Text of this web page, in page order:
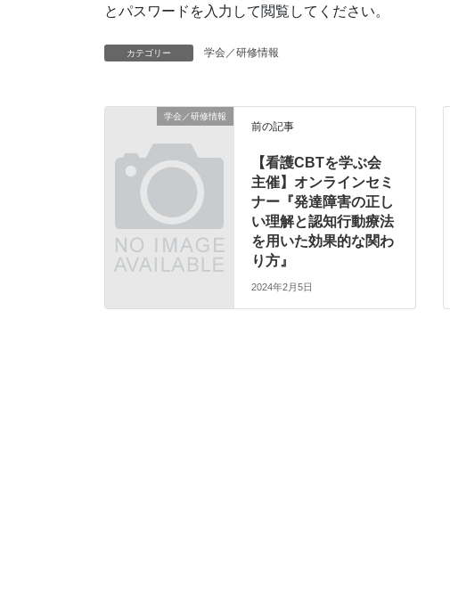
とパスワードを入力して閲覧してください。
カテゴリー 学会／研修情報
学会／研修情報
前の記事
【看護CBTを学ぶ会
主催】オンラインセミ
ナー『発達障害の正し
い理解と認知行動療法
を用いた効果的な関わ
り方』
2024年2月5日